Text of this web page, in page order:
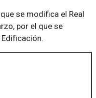
se modifica el Real
por el que se